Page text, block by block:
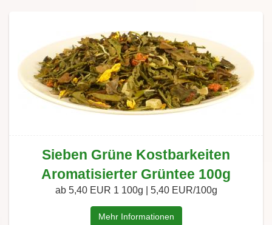
Sieben Grüne Kostbarkeiten
Aromatisierter Grüntee 100g
ab 5,40 EUR 1 100g | 5,40 EUR/100g
Mehr Informationen